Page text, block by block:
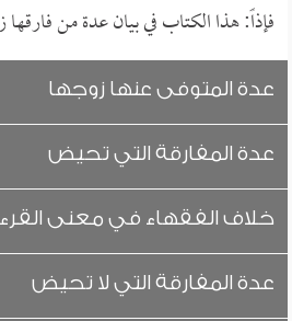
فإذاً: هذا الكتاب في بيان عدة من
عدة المتوفى عنها زوجها
عدة المفارقة التي تحيض
خلاف الفقهاء في معنى القرء
عدة المفارقة التي لا تحيض